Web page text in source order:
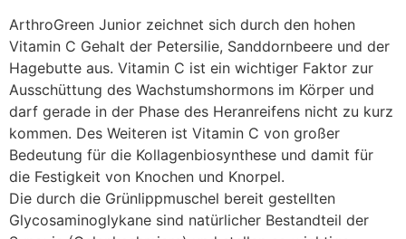
ArthroGreen Junior zeichnet sich durch den hohen
Vitamin C Gehalt der Petersilie, Sanddornbeere und der
Hagebutte aus. Vitamin C ist ein wichtiger Faktor zur
Ausschüttung des Wachstumshormons im Körper und
darf gerade in der Phase des Heranreifens nicht zu kurz
kommen. Des Weiteren ist Vitamin C von großer
Bedeutung für die Kollagenbiosynthese und damit für
die Festigkeit von Knochen und Knorpel.
Die durch die Grünlippmuschel bereit gestellten
Glycosaminoglykane sind natürlicher Bestandteil der